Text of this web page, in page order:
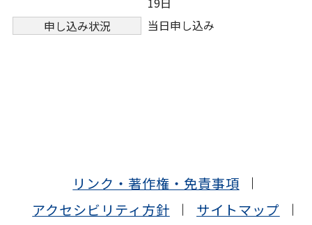
申し込み状況
当日申し込み
リンク・著作権・免責事項
アクセシビリティ方針
サイトマップ